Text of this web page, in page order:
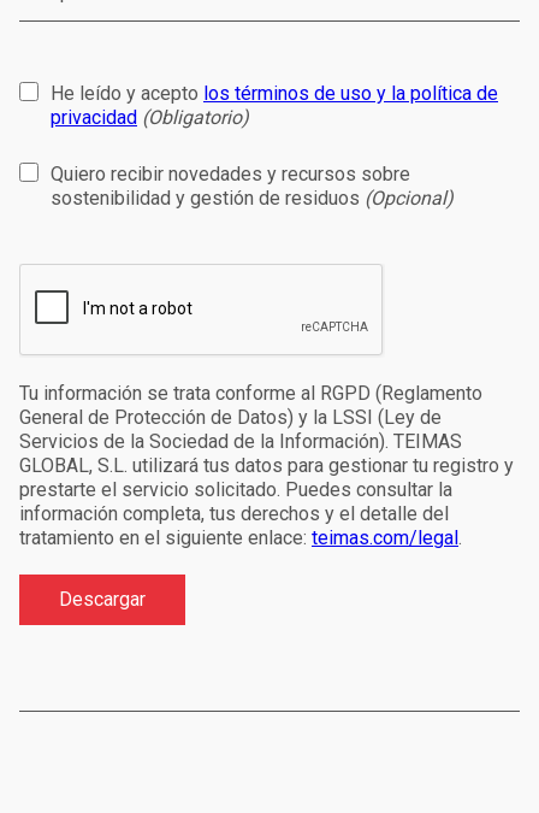
He leído y acepto los términos de uso y la política de
privacidad (Obligatorio)
Quiero recibir novedades y recursos sobre
sostenibilidad y gestión de residuos (Opcional)
Tu información se trata conforme al RGPD (Reglamento
General de Protección de Datos) y la LSSI (Ley de
Servicios de la Sociedad de la Información). TEIMAS
GLOBAL, S.L. utilizará tus datos para gestionar tu registro y
prestarte el servicio solicitado. Puedes consultar la
información completa, tus derechos y el detalle del
tratamiento en el siguiente enlace: teimas.com/legal.